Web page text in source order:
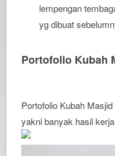
lempengan
yg dibuat
Portofolio Kubah
Portofolio Kubah
yakni banyak hasil